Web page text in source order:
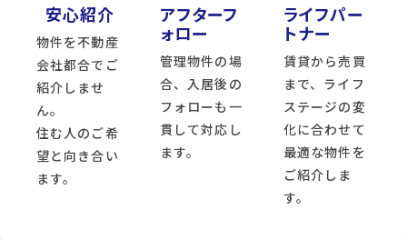
安心紹介
物件を不動産
会社都合でご
紹介しませ
ん。
住む人のご希
望と向き合い
ます。
アフターフ
ォロー
管理物件の場
合、入居後の
フォローも一
貫して対応し
ます。
ライフパー
トナー
賃貸から売買
まで、ライフ
ステージの変
化に合わせて
最適な物件を
ご紹介しま
す。